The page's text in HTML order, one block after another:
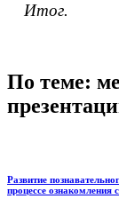
Итог.
По теме:
Развитие
процессе